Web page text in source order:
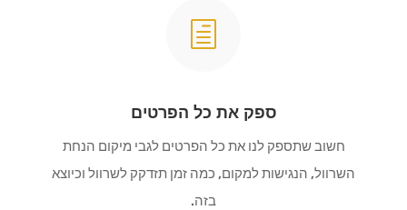
h
ספק את כל הפרטים
חשוב שתספק לנו את כל הפרטים לגבי מיקום הנחת
השרוול, הנגישות למקום, כמה זמן תזדקק לשרוול וכיוצא
בזה.